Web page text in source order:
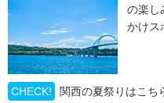
の楽し
かけス
CHECK!
関西の夏祭りはこち